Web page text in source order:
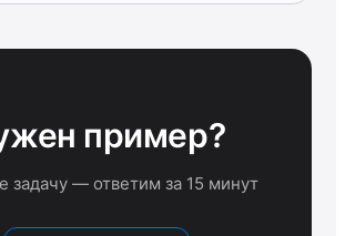
пример?
задачу — ответим за 15 минут